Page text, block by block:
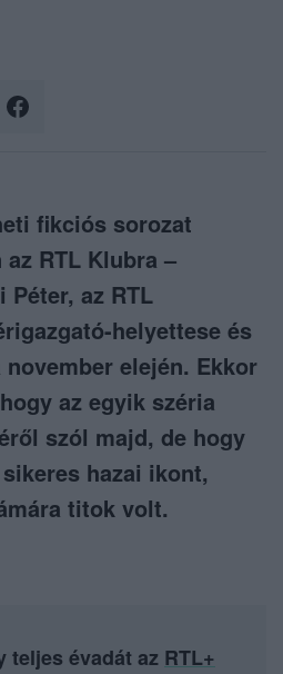
fikciós sorozat
RTL Klubra –
az RTL
helyettese és
elején. Ekkor
az egyik széria
szól majd, de hogy
hazai ikont,
titok volt.
teljes évadát az RTL+